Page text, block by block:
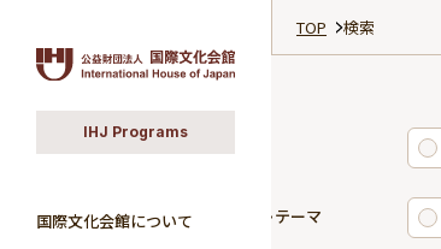
IHJ Programs
国際文化会館について
TOP 検索
研究分野・テーマ